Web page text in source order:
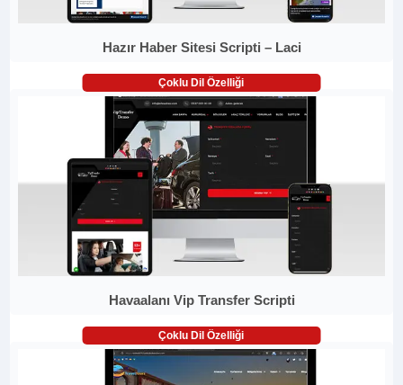
Hazır Haber Sitesi Scripti – Laci
Çoklu Dil Özelliği
Havaalanı Vip Transfer Scripti
Çoklu Dil Özelliği